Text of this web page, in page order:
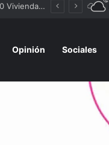
Sameep anunció que comenzó la distribución de agua a las localidades del Segundo Acueducto tras la recarga de cisternas en Sáenz Peña
Opinión Sociales